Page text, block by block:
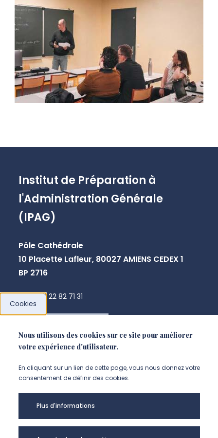
Institut de Préparation à
l'Administration Générale
(IPAG)
Pôle Cathédrale
10 Placette Lafleur, 80027 AMIENS CEDEX 1
BP 2716
+33 3 22 82 71 31
Cookies
Nous utilisons des cookies sur ce site pour améliorer
votre expérience d'utilisateur.
En cliquant sur un lien de cette page, vous nous donnez votre
consentement de définir des cookies.
Plus d'informations